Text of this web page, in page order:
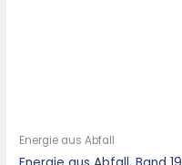
Energie aus Abfall